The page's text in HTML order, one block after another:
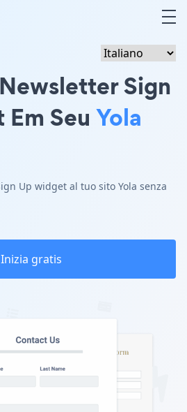
Sign
Seu Yola
Up widget al tuo sito Yola senza
Inizia gratis